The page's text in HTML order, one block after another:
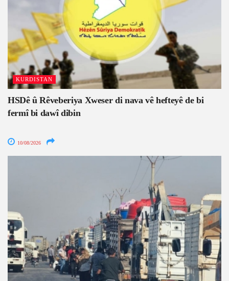
KURDISTAN
HSDê û Rêveberiya Xweser di nava vê hefteyê de bi
fermî bi dawî dibin
10/08/2026